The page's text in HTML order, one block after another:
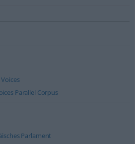
Parallel Corpus
Parlament